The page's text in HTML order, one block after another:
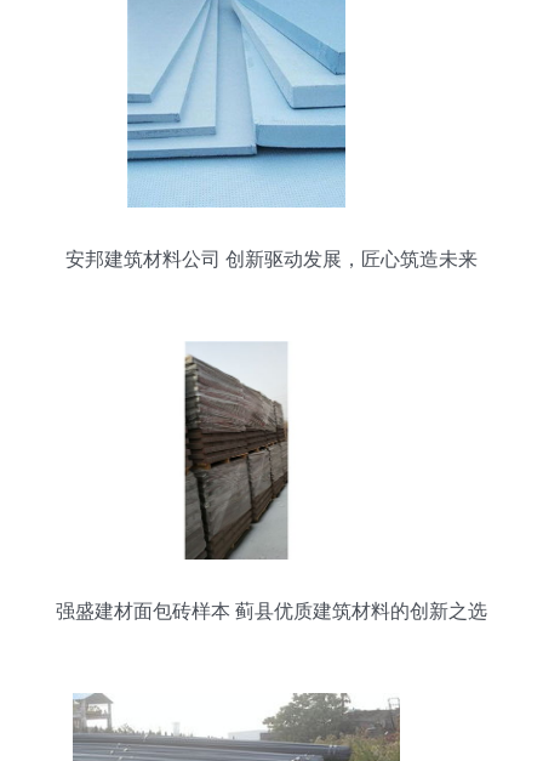
安邦建筑材料公司 创新驱动发展，匠心筑造未来
强盛建材面包砖样本 蓟县优质建筑材料的创新之选